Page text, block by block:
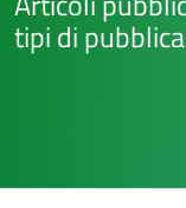
tipi di